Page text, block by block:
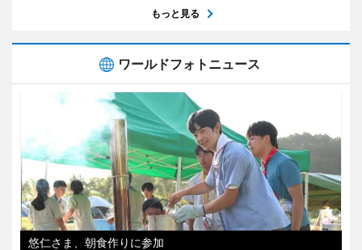
もっと見る
ワールドフォトニュース
悠仁さま、朝食作りに参加